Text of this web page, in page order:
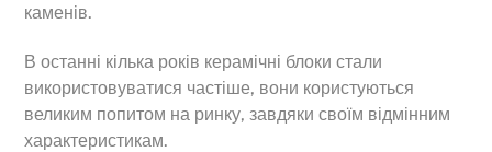
каменів.
В останні кілька років керамічні блоки стали
використовуватися частіше, вони користуються
великим попитом на ринку, завдяки своїм відмінним
характеристикам.